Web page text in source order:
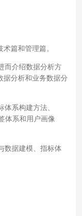
篇和管理篇。
而介绍数据分析方
据分析和业务数据分
系构建方法、
体系和用户画像
数据建模、指标体